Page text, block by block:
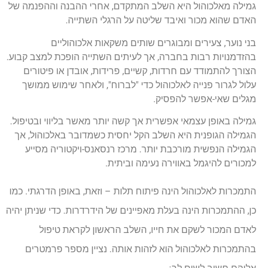
גמילה מאלכוהול היא השלב המתקדם, אחרי ההבנה וההפנמה של
האדם שהוא מכור ואיבד שליטה על הרגלי השתייה.
בני נוער, צעירים ומבוגרים שותים משקאות אלכוהוליים
בהזדמנויות רבות בחברה, אך לעיתים השתייה הופכת למצב קבוע.
הצורך להתמודד עם חרדות, קשיים, פרידות, אובדן או פיטורים
עלול לגרור פנייה לאלכוהול כדי "לברוח", ולאחר שימוש ממושך
מגלים שאי-אפשר להפסיק.
גמילה באופן עצמאי אפשרית אך קשה יותר מאשר בליווי ובטיפול.
הגמילה הגופנית היא השלב הקל יחסית כשמדובר באלכוהול, אך
הגמילה הנפשית מורכבת יותר. מרכז רנסאנס-ויקטוריה מסייע
למכורים להיגמל באווירה נעימה וביתית.
התמכרות לאלכוהול הינה פיתוח תלות – וזאת, באופן הדרגתי. כמו
כן, ההתמכרות הינה בעלת מאפיינים של הידרדרות. כדי שניתן יהיה
לאדם המכור לשקם את חייו, השלב הראשון לקראת טיפול
בהתמכרות לאלכוהול הוא לזהות אותה. נציין מספר פרמטרים